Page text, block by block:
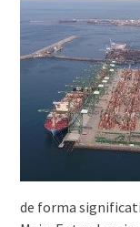
de forma